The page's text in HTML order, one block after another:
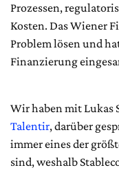
Prozessen,
Kosten. Das Wiener
Problem lösen und
Finanzierung
Wir haben mit Lukas
Talentir, darüber
immer eines der
sind, weshalb